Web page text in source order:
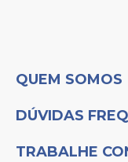
QUEM SOMOS
DÚVIDAS
TRABALHE